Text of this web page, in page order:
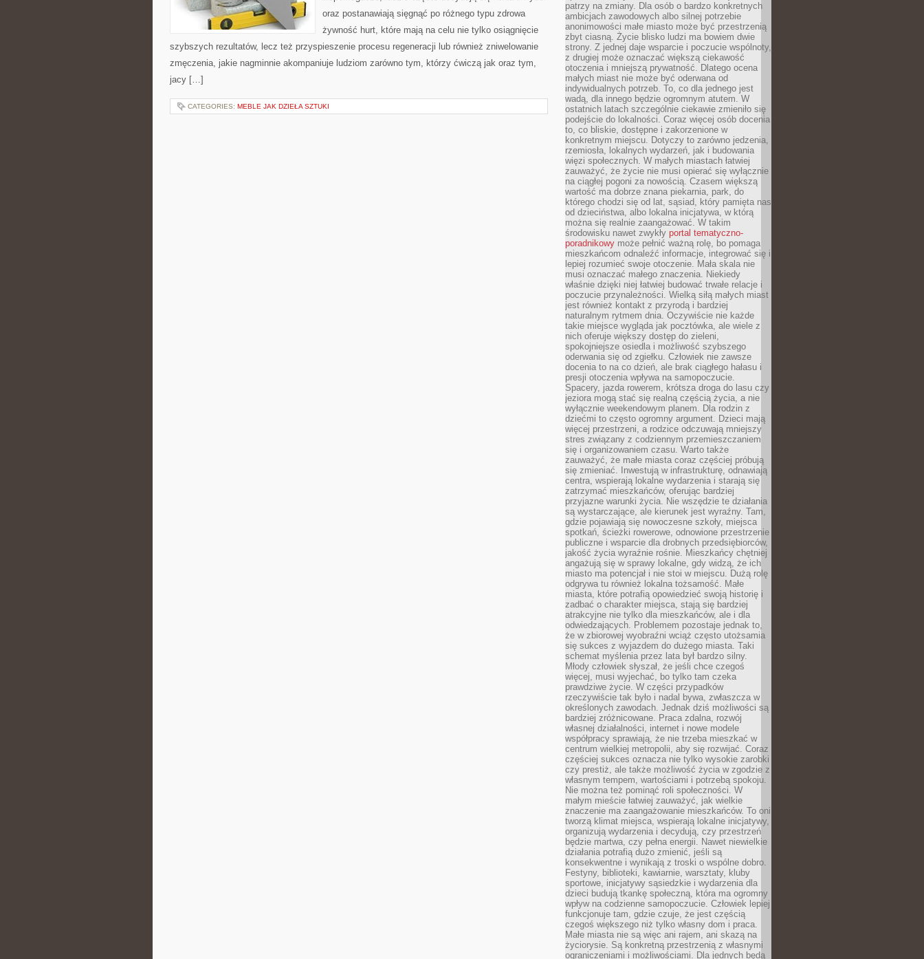
oraz postanawiają sięgnąć po różnego typu zdrowa
żywność hurt, które mają na celu nie tylko osiągnięcie
szybszych rezultatów, lecz też przyspieszenie procesu regeneracji lub również zniwelowanie
zmęczenia, jakie nagminnie akompaniuje ludziom zarówno tym, którzy ćwiczą jak oraz tym,
jacy […]
CATEGORIES: MEBLE JAK DZIEŁA SZTUKI
patrzy na zmiany. Dla osób o bardzo konkretnych
ambicjach zawodowych albo silnej potrzebie
anonimowości małe miasto może być przestrzenią
zbyt ciasną. Życie blisko ludzi ma bowiem dwie
strony. Z jednej daje wsparcie i poczucie wspólnoty,
z drugiej może oznaczać większą ciekawość
otoczenia i mniejszą prywatność. Dlatego ocena
małych miast nie może być oderwana od
indywidualnych potrzeb. To, co dla jednego jest
wadą, dla innego będzie ogromnym atutem. W
ostatnich latach szczególnie ciekawie zmieniło się
podejście do lokalności. Coraz więcej osób docenia
to, co bliskie, dostępne i zakorzenione w
konkretnym miejscu. Dotyczy to zarówno jedzenia,
rzemiosła, lokalnych wydarzeń, jak i budowania
więzi społecznych. W małych miastach łatwiej
zauważyć, że życie nie musi opierać się wyłącznie
na ciągłej pogoni za nowością. Czasem większą
wartość ma dobrze znana piekarnia, park, do
którego chodzi się od lat, sąsiad, który pamięta nas
od dzieciństwa, albo lokalna inicjatywa, w którą
można się realnie zaangażować. W takim
środowisku nawet zwykły portal tematyczno-
poradnikowy może pełnić ważną rolę, bo pomaga
mieszkańcom odnaleźć informacje, integrować się i
lepiej rozumieć swoje otoczenie. Mała skala nie
musi oznaczać małego znaczenia. Niekiedy
właśnie dzięki niej łatwiej budować trwałe relacje i
poczucie przynależności. Wielką siłą małych miast
jest również kontakt z przyrodą i bardziej
naturalnym rytmem dnia. Oczywiście nie każde
takie miejsce wygląda jak pocztówka, ale wiele z
nich oferuje większy dostęp do zieleni,
spokojniejsze osiedla i możliwość szybszego
oderwania się od zgiełku. Człowiek nie zawsze
docenia to na co dzień, ale brak ciągłego hałasu i
presji otoczenia wpływa na samopoczucie.
Spacery, jazda rowerem, krótsza droga do lasu czy
jeziora mogą stać się realną częścią życia, a nie
wyłącznie weekendowym planem. Dla rodzin z
dziećmi to często ogromny argument. Dzieci mają
więcej przestrzeni, a rodzice odczuwają mniejszy
stres związany z codziennym przemieszczaniem
się i organizowaniem czasu. Warto także
zauważyć, że małe miasta coraz częściej próbują
się zmieniać. Inwestują w infrastrukturę, odnawiają
centra, wspierają lokalne wydarzenia i starają się
zatrzymać mieszkańców, oferując bardziej
przyjazne warunki życia. Nie wszędzie te działania
są wystarczające, ale kierunek jest wyraźny. Tam,
gdzie pojawiają się nowoczesne szkoły, miejsca
spotkań, ścieżki rowerowe, odnowione przestrzenie
publiczne i wsparcie dla drobnych przedsiębiorców,
jakość życia wyraźnie rośnie. Mieszkańcy chętniej
angażują się w sprawy lokalne, gdy widzą, że ich
miasto ma potencjał i nie stoi w miejscu. Dużą rolę
odgrywa tu również lokalna tożsamość. Małe
miasta, które potrafią opowiedzieć swoją historię i
zadbać o charakter miejsca, stają się bardziej
atrakcyjne nie tylko dla mieszkańców, ale i dla
odwiedzających. Problemem pozostaje jednak to,
że w zbiorowej wyobraźni wciąż często utożsamia
się sukces z wyjazdem do dużego miasta. Taki
schemat myślenia przez lata był bardzo silny.
Młody człowiek słyszał, że jeśli chce czegoś
więcej, musi wyjechać, bo tylko tam czeka
prawdziwe życie. W części przypadków
rzeczywiście tak było i nadal bywa, zwłaszcza w
określonych zawodach. Jednak dziś możliwości są
bardziej zróżnicowane. Praca zdalna, rozwój
własnej działalności, internet i nowe modele
współpracy sprawiają, że nie trzeba mieszkać w
centrum wielkiej metropolii, aby się rozwijać. Coraz
częściej sukces oznacza nie tylko wysokie zarobki
czy prestiż, ale także możliwość życia w zgodzie z
własnym tempem, wartościami i potrzebą spokoju.
Nie można też pominąć roli społeczności. W
małym mieście łatwiej zauważyć, jak wielkie
znaczenie ma zaangażowanie mieszkańców. To oni
tworzą klimat miejsca, wspierają lokalne inicjatywy,
organizują wydarzenia i decydują, czy przestrzeń
będzie martwa, czy pełna energii. Nawet niewielkie
działania potrafią dużo zmienić, jeśli są
konsekwentne i wynikają z troski o wspólne dobro.
Festyny, biblioteki, kawiarnie, warsztaty, kluby
sportowe, inicjatywy sąsiedzkie i wydarzenia dla
dzieci budują tkankę społeczną, która ma ogromny
wpływ na codzienne samopoczucie. Człowiek lepiej
funkcjonuje tam, gdzie czuje, że jest częścią
czegoś większego niż tylko własny dom i praca.
Małe miasta nie są więc ani rajem, ani skazą na
życiorysie. Są konkretną przestrzenią z własnymi
ograniczeniami i możliwościami. Dla jednych będą